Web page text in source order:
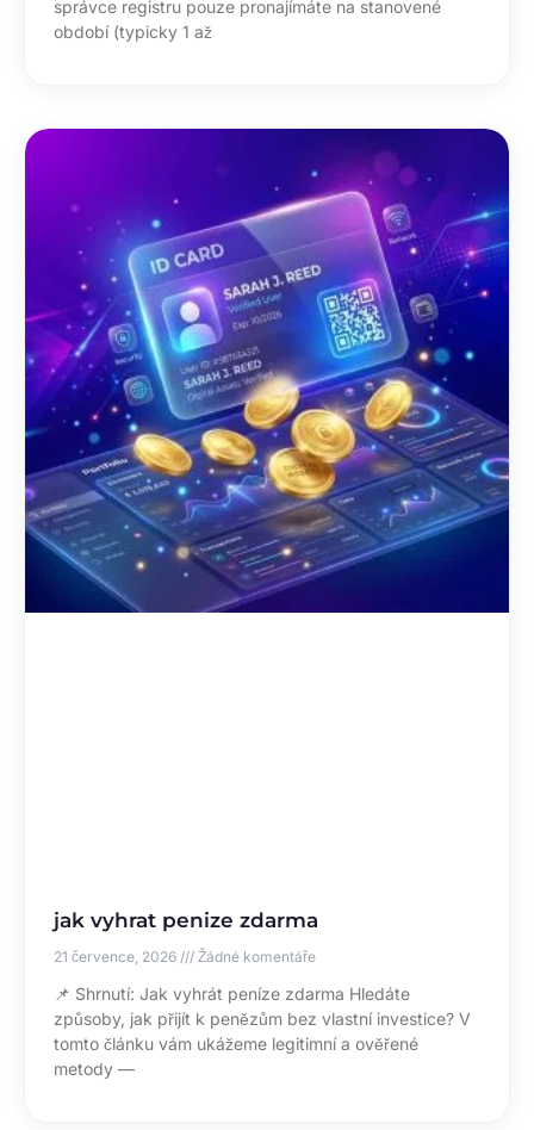
správce registru pouze pronajímáte na stanovené
období (typicky 1 až
jak vyhrat penize zdarma
21 července, 2026 Žádné komentáře
📌 Shrnutí: Jak vyhrát peníze zdarma Hledáte
způsoby, jak přijít k penězům bez vlastní investice? V
tomto článku vám ukážeme legitimní a ověřené
metody —